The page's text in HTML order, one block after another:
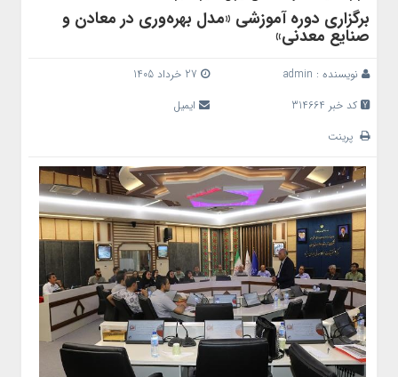
برگزاری دوره آموزشی «مدل بهره‌وری در معادن و
صنایع معدنی»
نویسنده : admin
کد خبر 314664
ایمیل
پرینت